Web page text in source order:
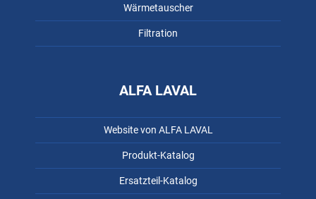
Wärmetauscher
Filtration
ALFA LAVAL
Website von ALFA LAVAL
Produkt-Katalog
Ersatzteil-Katalog